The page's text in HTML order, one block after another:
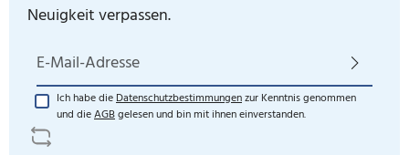
Neuigkeit verpassen.
E-Mail-Adresse*
Ich habe dieDatenschutzbestimmungenzur Kenntnis genommen
und dieAGBgelesen und bin mit ihnen einverstanden.